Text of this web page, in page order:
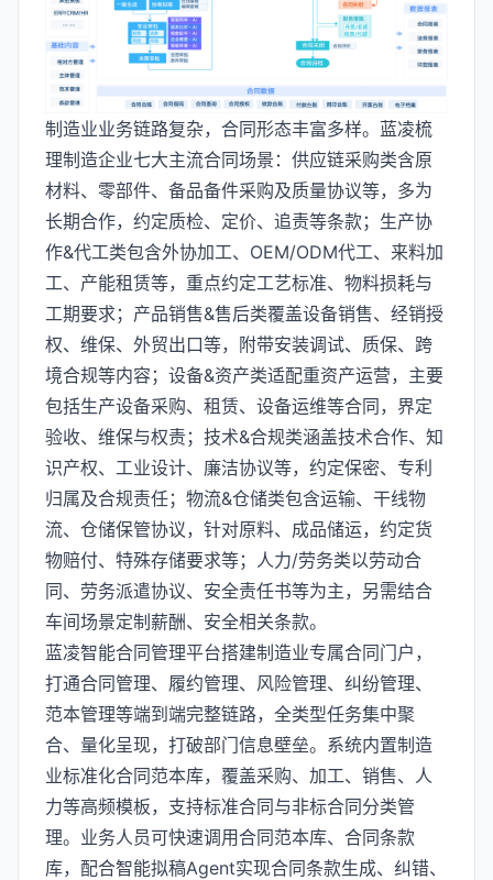
制造业业务链路复杂，合同形态丰富多样。蓝凌梳
理制造企业七大主流合同场景：供应链采购类含原
材料、零部件、备品备件采购及质量协议等，多为
长期合作，约定质检、定价、追责等条款；生产协
作&代工类包含外协加工、OEM/ODM代工、来料加
工、产能租赁等，重点约定工艺标准、物料损耗与
工期要求；产品销售&售后类覆盖设备销售、经销授
权、维保、外贸出口等，附带安装调试、质保、跨
境合规等内容；设备&资产类适配重资产运营，主要
包括生产设备采购、租赁、设备运维等合同，界定
验收、维保与权责；技术&合规类涵盖技术合作、知
识产权、工业设计、廉洁协议等，约定保密、专利
归属及合规责任；物流&仓储类包含运输、干线物
流、仓储保管协议，针对原料、成品储运，约定货
物赔付、特殊存储要求等；人力/劳务类以劳动合
同、劳务派遣协议、安全责任书等为主，另需结合
车间场景定制薪酬、安全相关条款。
蓝凌智能合同管理平台搭建制造业专属合同门户，
打通合同管理、履约管理、风险管理、纠纷管理、
范本管理等端到端完整链路，全类型任务集中聚
合、量化呈现，打破部门信息壁垒。系统内置制造
业标准化合同范本库，覆盖采购、加工、销售、人
力等高频模板，支持标准合同与非标合同分类管
理。业务人员可快速调用合同范本库、合同条款
库，配合智能拟稿Agent实现合同条款生成、纠错、